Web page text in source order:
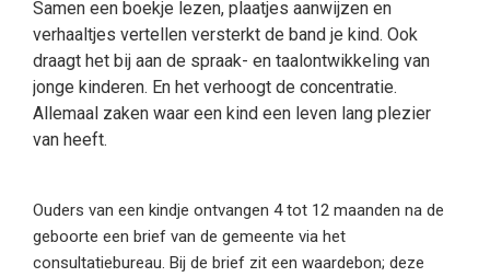
Samen een boekje lezen, plaatjes aanwijzen en
verhaaltjes vertellen versterkt de band je kind. Ook
draagt het bij aan de spraak- en taalontwikkeling van
jonge kinderen. En het verhoogt de concentratie.
Allemaal zaken waar een kind een leven lang plezier
van heeft.
Ouders van een kindje ontvangen 4 tot 12 maanden na de
geboorte een brief van de gemeente via het
consultatiebureau. Bij de brief zit een waardebon; deze